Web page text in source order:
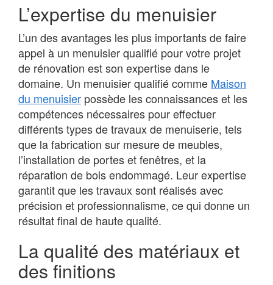
L’expertise du menuisier
L’un des avantages les plus importants de faire
appel à un menuisier qualifié pour votre projet
de rénovation est son expertise dans le
domaine. Un menuisier qualifié comme Maison
du menuisier possède les connaissances et les
compétences nécessaires pour effectuer
différents types de travaux de menuiserie, tels
que la fabrication sur mesure de meubles,
l’installation de portes et fenêtres, et la
réparation de bois endommagé. Leur expertise
garantit que les travaux sont réalisés avec
précision et professionnalisme, ce qui donne un
résultat final de haute qualité.
La qualité des matériaux et
des finitions